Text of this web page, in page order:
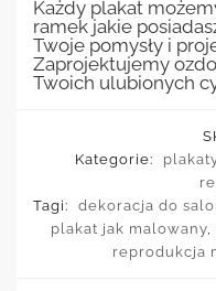
Każdy plakat
ramek jakie
Twoje pomysły i
Zaprojektujemy
Twoich ulubionych
Kategorie:
Tagi:
dekoracja do
plakat jak malowany,
reprodukcja